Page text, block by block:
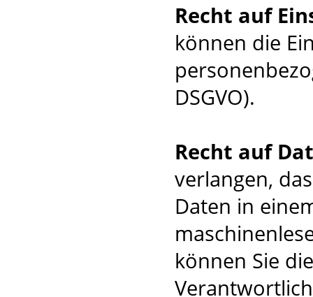
Recht auf
können die
DSGVO).
Recht auf
verlangen,
Daten in
können Sie